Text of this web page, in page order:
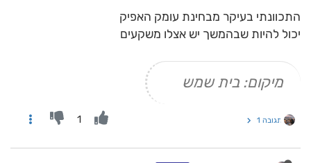
התכוונתי בעיקר מבחינת עומק האפיק
יכול להיות שבהמשך יש אצלו משקעים
מיקום: בית שמש
תגובה 1 1